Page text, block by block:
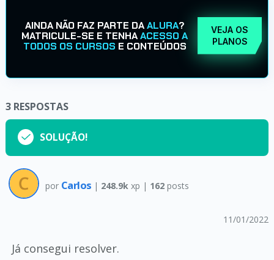
AINDA NÃO FAZ PARTE DAALURA?
MATRICULE-SE E TENHAACESSO A
TODOS OS CURSOS E CONTEÚDOS
VEJA OS
PLANOS
3 RESPOSTAS
SOLUÇÃO!
por Carlos | 248.9k xp | 162posts
11/01/2022
Já consegui resolver.